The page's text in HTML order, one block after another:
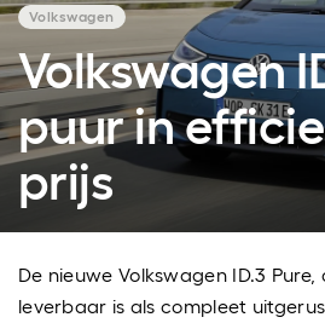
Volkswagen
puur in
prijs
De nieuwe Volkswagen ID.3
leverbaar is als compleet
Volkswagen